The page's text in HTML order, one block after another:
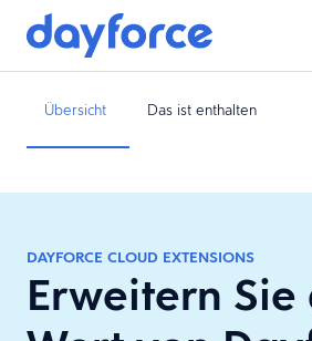
Übersicht Das ist enthalten
DAYFORCE CLOUD EXTENSIONS
Erweitern Sie